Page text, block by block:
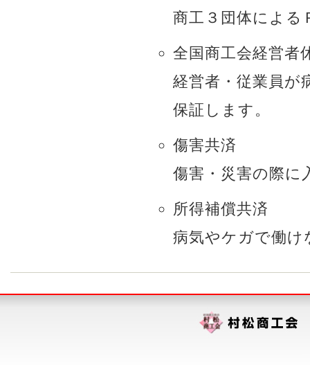
商工３団体による
全国商工会経営者
経営者・従業員が
保証します。
傷害共済
傷害・災害の際に
所得補償共済
病気やケガで働け